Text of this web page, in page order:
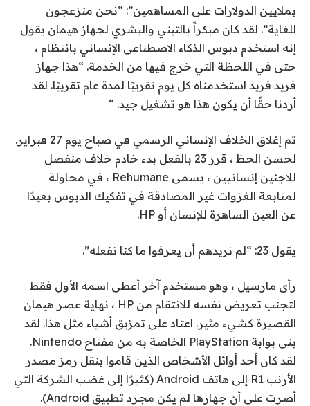
بملايين الدولارات على المساهمين”: “نحن منزعجون
للغاية”. لقد كان مبكراً بالتبني والبشري لجهاز هيمان يقول
إنه استخدم دبوس الذكاء الاصطناعى الإنساني بانتظام ،
حتى في اللحظة التي خرج فيها من الخدمة. “هذا جهاز
فريد فريد استخدمناه كل يوم تقريبًا لمدة عام تقريبًا. لقد
أردنا حقًا أن يكون هذا هو تشغيل جيد. “
تم إغلاق الخلاف الإنساني الرسمي في صباح يوم 27 فبراير.
لحسن الحظ ، قرر 23 بالفعل بدء خادم خلاف منفصل
للاجئين إنسانيين ، يسمى Rehumane ، في محاولة
لمتابعة الغزوات غير المصادقة في تفكيك الدبوس بعيدًا
عن العين الساهرة للإنسان أو HP.
يقول 23: “لم نريدهم أن يعرفوا ما كنا نفعله”.
رأى مارسيل ، وهو مستخدم آخر أعطى اسمه الأول فقط
لتجنب تعريض نفسه للانتقام من HP ، نهاية عصر هيمان
القصيرة كشيء مثير. اعتاد على تمزيق أشياء مثل هذا. لقد
بنى بوابة PlayStation الخاصة به من مفتاح Nintendo.
لقد كان أحد أوائل الأشخاص الذين قاموا بنقل رمز مصدر
الأرنب R1 إلى هاتف Android (كثيرًا إلى غضب الشركة التي
أصرت على أن جهازها لم يكن مجرد تطبيق Android).